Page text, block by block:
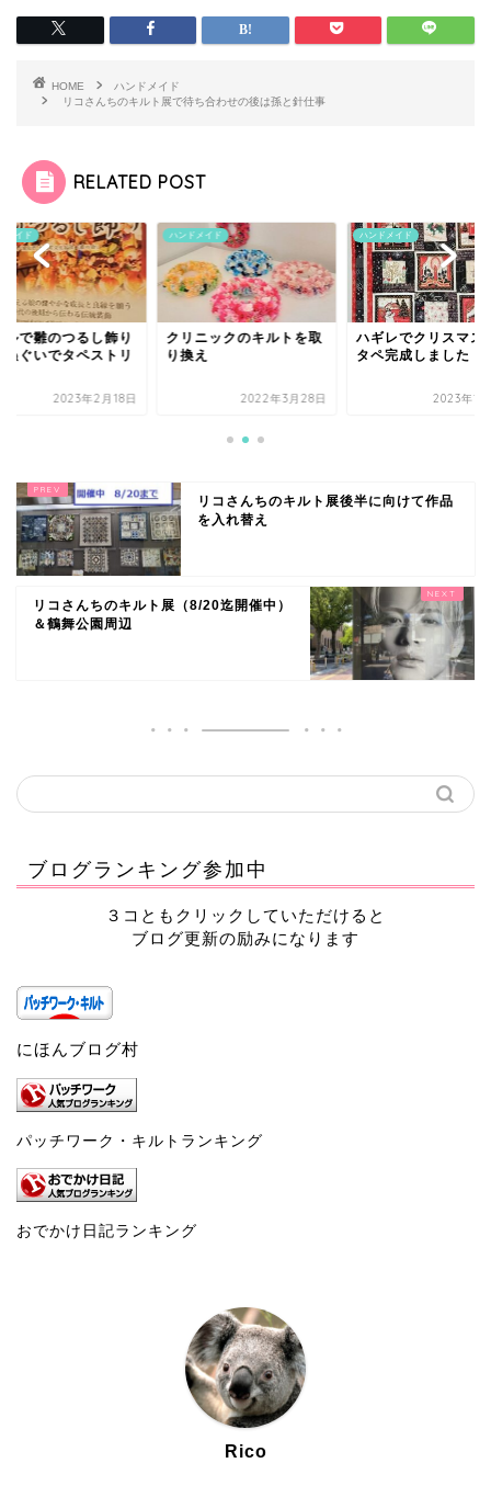
HOME
ハンドメイド
リコさんちのキルト展で待ち合わせの後は孫と針仕事
RELATED POST
メイド
ルで雛のつるし飾り
ぬぐいでタペストリ
2023年2月18日
ハンドメイド
クリニックのキルトを取
り換え
2022年3月28日
ハンドメイド
ハギレでクリスマス
タペ完成しました
2023年12
リコさんちのキルト展後半に向けて作品
を入れ替え
リコさんちのキルト展（8/20迄開催中）
＆鶴舞公園周辺
ブログランキング参加中
３コともクリックしていただけると
ブログ更新の励みになります
にほんブログ村
パッチワーク・キルトランキング
おでかけ日記ランキング
Rico